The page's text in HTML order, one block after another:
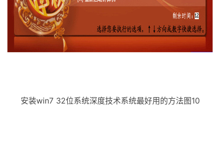
安装win7 32位系统深度技术系统最好用的方法图10